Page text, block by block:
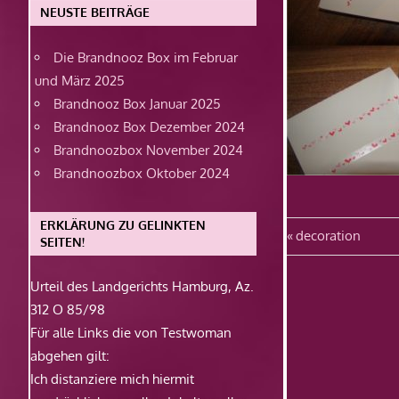
Vorheriger
Beitrag:
decoration
NEUSTE BEITRÄGE
Die Brandnooz Box im Februar
und März 2025
Brandnooz Box Januar 2025
Brandnooz Box Dezember 2024
Brandnoozbox November 2024
Brandnoozbox Oktober 2024
ERKLÄRUNG ZU GELINKTEN
SEITEN!
Urteil des Landgerichts Hamburg, Az.
312 O 85/98
Für alle Links die von Testwoman
abgehen gilt:
Ich distanziere mich hiermit